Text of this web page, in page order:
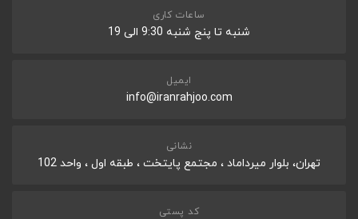
ساعات کاری
شنبه تا پنج شنبه 9:30 الی 19
ایمیل
info@iranrahjoo.com
نشانی
تهران، بلوار میرداماد ، مجتمع پایتخت ، طبقه اول ، واحد 102
کد پستی